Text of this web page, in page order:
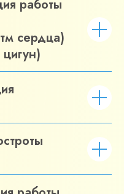
работы
сердца)